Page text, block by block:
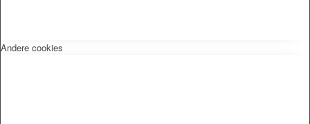
Andere cookies